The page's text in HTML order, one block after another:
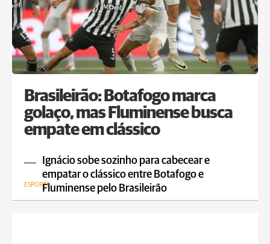
Brasileirão: Botafogo marca
golaço, mas Fluminense busca
empate em clássico
Ignácio sobe sozinho para cabecear e
empatar o clássico entre Botafogo e
Fluminense pelo Brasileirão
ESPORTE